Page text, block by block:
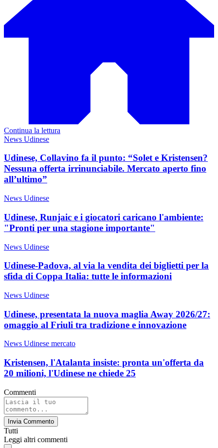
Continua la lettura
News Udinese
Udinese, Collavino fa il punto: “Solet e Kristensen?
Nessuna offerta irrinunciabile. Mercato aperto fino
all’ultimo”
News Udinese
Udinese, Runjaic e i giocatori caricano l'ambiente:
"Pronti per una stagione importante"
News Udinese
Udinese-Padova, al via la vendita dei biglietti per la
sfida di Coppa Italia: tutte le informazioni
News Udinese
Udinese, presentata la nuova maglia Away 2026/27:
omaggio al Friuli tra tradizione e innovazione
News Udinese mercato
Kristensen, l'Atalanta insiste: pronta un'offerta da
20 milioni, l'Udinese ne chiede 25
Commenti
Invia Commento
Tutti
Leggi altri commenti